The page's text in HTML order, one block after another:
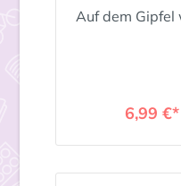
Auf dem Gipfel
6,99 €*